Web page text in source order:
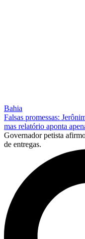
Bahia
Falsas promessas:
mas relatório aponta
Governador petista
de entregas.